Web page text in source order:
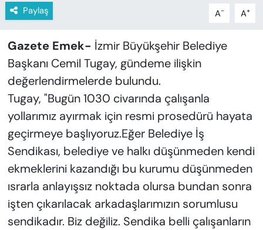
Paylaş A- A+
Gazete Emek- İzmir Büyükşehir Belediye
Başkanı Cemil Tugay, gündeme ilişkin
değerlendirmelerde bulundu.
Tugay, "Bugün 1030 civarında çalışanla
yollarımız ayırmak için resmi prosedürü hayata
geçirmeye başlıyoruz.Eğer Belediye İş
Sendikası, belediye ve halkı düşünmeden kendi
ekmeklerini kazandığı bu kurumu düşünmeden
ısrarla anlayışsız noktada olursa bundan sonra
işten çıkarılacak arkadaşlarımızın sorumlusu
sendikadır. Biz değiliz. Sendika belli çalışanların
VAN VE DİYARBAKIR HABERLERİ